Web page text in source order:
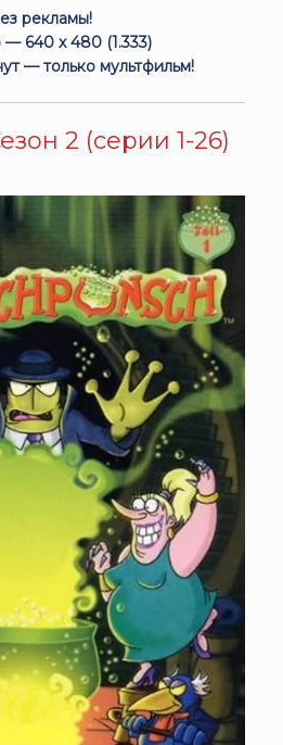
рекламы!
— 640 x 480 (1.333)
— только мультфильм!
2 (серии 1-26)